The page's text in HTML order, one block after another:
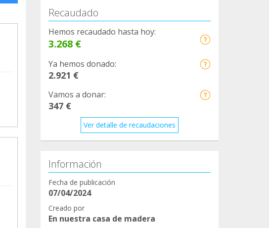
Recaudado
Hemos recaudado hasta hoy:
3.268 €
Ya hemos donado:
2.921 €
Vamos a donar:
347 €
Ver detalle de recaudaciones
Información
Fecha de publicación
07/04/2024
Creado por
En nuestra casa de madera